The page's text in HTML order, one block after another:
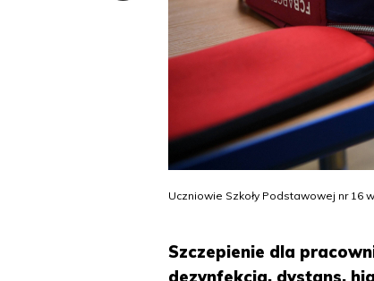
Uczniowie Szkoły Podstawowej nr 16
Szczepienie dla